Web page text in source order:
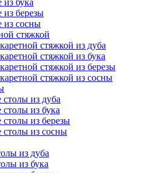
бука
березы
сосны
стяжкой
стяжкой из дуба
стяжкой из бука
стяжкой из березы
стяжкой из сосны
из дуба
из бука
из березы
из сосны
из дуба
из бука